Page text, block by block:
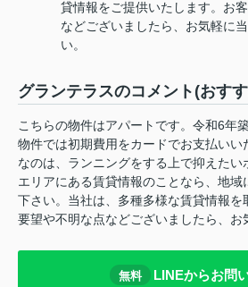
貸情報をご提供いたします。お
などございましたら、お気軽に
い。
グランテラスのコメント(おす
こちらの物件はアパートです。令和6年
物件では初期費用をカードでお支払いい
なのは、ランニングをする上で抑えた
エリアにある賃貸情報のことなら、地
下さい。当社は、多種多様な賃貸情報
要望や不明な点などございましたら、お
無料 LINEからお問